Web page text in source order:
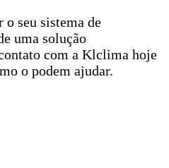
o seu sistema de
uma solução
com a Klclima hoje
o podem ajudar.